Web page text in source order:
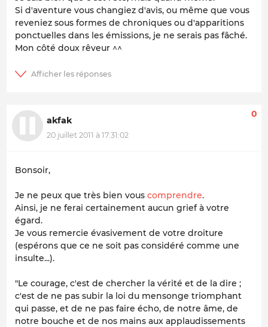
Si d'aventure vous changiez d'avis, ou même que vous
reveniez sous formes de chroniques ou d'apparitions
ponctuelles dans les émissions, je ne serais pas fâché.
Mon côté doux rêveur ^^
akfak
20 juillet 2011 à 17:31:02
0
Bonsoir,
Je ne peux que très bien vous comprendre.
Ainsi, je ne ferai certainement aucun grief à votre
égard.
Je vous remercie évasivement de votre droiture
(espérons que ce ne soit pas considéré comme une
insulte...).
"Le courage, c'est de chercher la vérité et de la dire ;
c'est de ne pas subir la loi du mensonge triomphant
qui passe, et de ne pas faire écho, de notre âme, de
notre bouche et de nos mains aux applaudissements